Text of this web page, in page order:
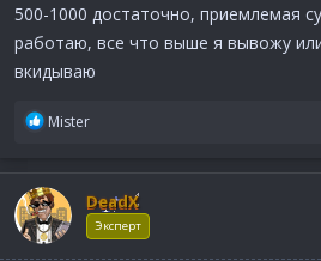
500-1000 достаточно, приемлемая
работаю, все что выше я вывожу
вкидываю
Р
к
ц
и
и
Mister
DeadX
Эксперт